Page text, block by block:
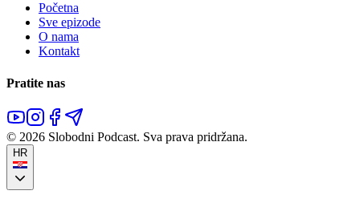
Početna
Sve epizode
O nama
Kontakt
Pratite nas
© 2026 Slobodni Podcast. Sva prava pridržana.
HR